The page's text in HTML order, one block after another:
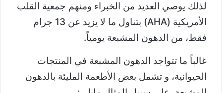
لذلك يوصي العديد من الخبراء ومنهم جمعية القلب
الأمريكية (AHA) بتناول ما لا يزيد عن 13 جرام
فقط، من الدهون المشبعة يومياً.
غالباً ما تتواجد الدهون المشبعة في المنتجات
الحيوانية، و تشمل بعض الأطعمة المليئة بالدهون